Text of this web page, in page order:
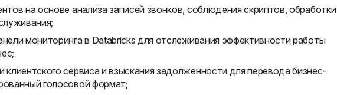
на основе анализа записей звонков, соблюдения скриптов, обработки
мониторинга в Databricks для отслеживания эффективности работы
клиентского сервиса и взыскания задолженности для перевода бизнес-
голосовой формат;